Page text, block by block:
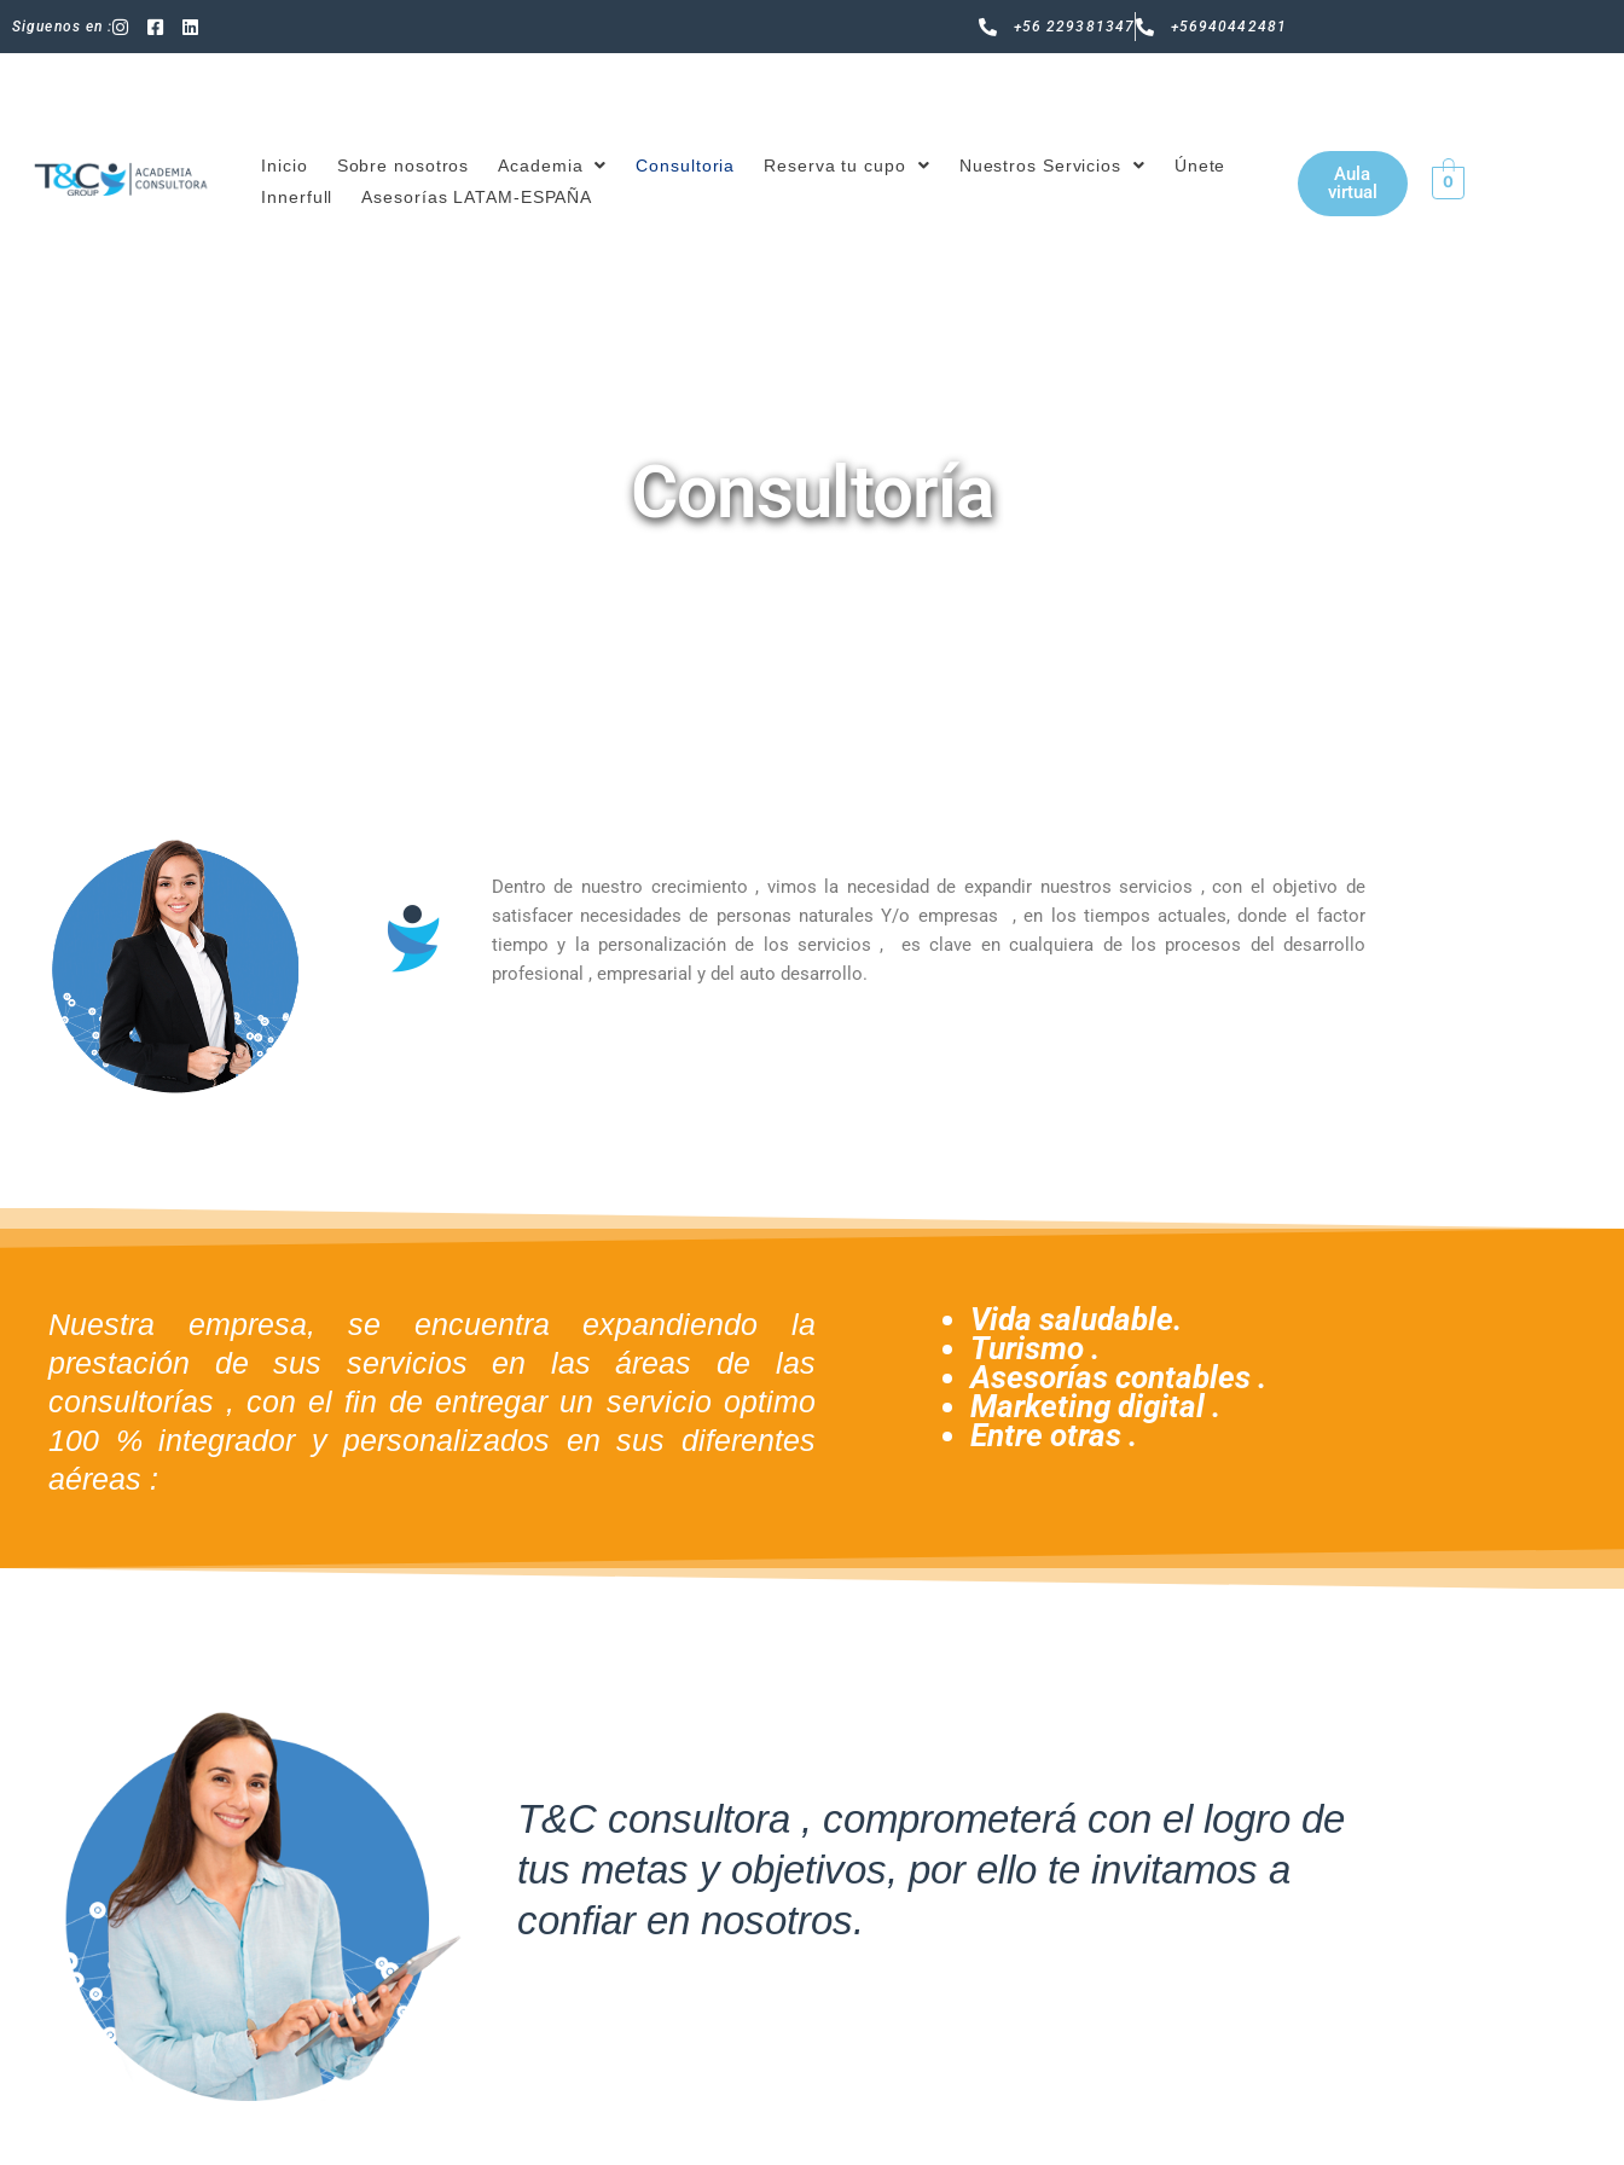
Siguenos en : +56 229381347 +56940442481
Inicio Sobre nosotros Academia Consultoria Reserva tu cupo Nuestros Servicios
Únete
Innerfull
Asesorías LATAM-ESPAÑA
Aula
virtual
0
Consultoría
Dentro de nuestro crecimiento , vimos la necesidad de expandir nuestros servicios , con el objetivo de
satisfacer necesidades de personas naturales Y/o empresas , en los tiempos actuales, donde el factor
tiempo y la personalización de los servicios , es clave en cualquiera de los procesos del desarrollo
profesional , empresarial y del auto desarrollo.
Nuestra empresa, se encuentra expandiendo la
prestación de sus servicios en las áreas de las
consultorías , con el fin de entregar un servicio optimo
100 % integrador y personalizados en sus diferentes
aéreas :
Vida saludable.
Turismo .
Asesorías contables .
Marketing digital .
Entre otras .
T&C consultora , comprometerá con el logro de
tus metas y objetivos, por ello te invitamos a
confiar en nosotros.